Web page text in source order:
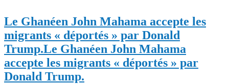
Le Ghanéen John Mahama accepte les
migrants « déportés » par Donald
Trump.Le Ghanéen John Mahama
accepte les migrants « déportés » par
Donald Trump.